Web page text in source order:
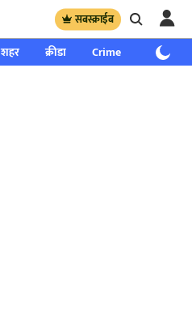
सबस्क्राईब
शहर क्रीडा Crime साप्ताहिक